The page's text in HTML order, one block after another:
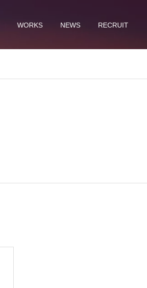
WORKS NEWS RECRUIT